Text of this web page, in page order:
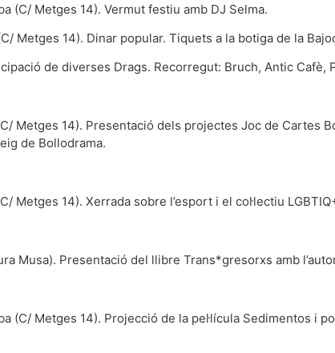
(C/ Metges 14). Vermut festiu amb DJ Selma.
Metges 14). Dinar popular. Tiquets a la botiga de la
de diverses Drags. Recorregut: Bruch, Antic Cafè,
Metges 14). Presentació dels projectes Joc de Cartes
de Bollodrama.
Metges 14). Xerrada sobre l’esport i el col·lectiu
Musa). Presentació del llibre Trans*gresorxs amb
(C/ Metges 14). Projecció de la pel·lícula Sedimentos i